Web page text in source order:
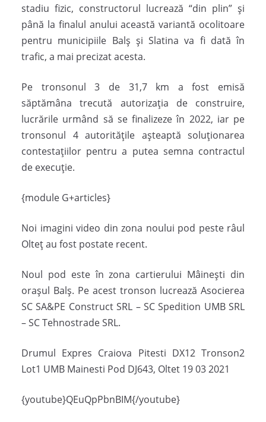
stadiu fizic, constructorul lucrează “din plin” și
până la finalul anului această variantă ocolitoare
pentru municipiile Balș și Slatina va fi dată în
trafic, a mai precizat acesta.
Pe tronsonul 3 de 31,7 km a fost emisă
săptămâna trecută autorizația de construire,
lucrările urmând să se finalizeze în 2022, iar pe
tronsonul 4 autoritățile așteaptă soluționarea
contestațiilor pentru a putea semna contractul
de execuție.
{module G+articles}
Noi imagini video din zona noului pod peste râul
Olteţ au fost postate recent.
Noul pod este în zona cartierului Mâineşti din
oraşul Balş. Pe acest tronson lucrează Asocierea
SC SA&PE Construct SRL – SC Spedition UMB SRL
– SC Tehnostrade SRL.
Drumul Expres Craiova Pitesti DX12 Tronson2
Lot1 UMB Mainesti Pod DJ643, Oltet 19 03 2021
{youtube}QEuQpPbnBIM{/youtube}